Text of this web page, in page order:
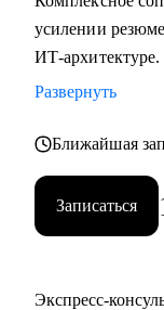
усилении
ИТ-архитектуре.
Развернуть
Ближайшая
Записаться
Экспресс-